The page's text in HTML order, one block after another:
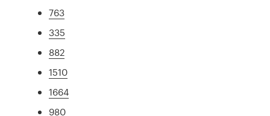
763
335
882
1510
1664
980